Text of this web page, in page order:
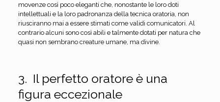
movenze così poco eleganti che, nonostante le loro doti
intellettuali e la loro padronanza della tecnica oratoria, non
riusciranno mai a essere stimati come validi comunicatori. Al
contrario alcuni sono così abili e talmente dotati per natura che
quasi non sembrano creature umane, ma divine.
3. Il perfetto oratore è una
figura eccezionale